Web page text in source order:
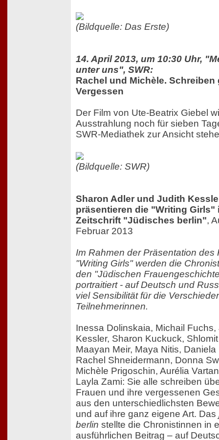
(Bildquelle: Das Erste)
14. April 2013, um 10:30 Uhr,
unter uns", SWR:
Rachel und Michèle. Schreiben
Vergessen
Der Film von Ute-Beatrix Giebel
Ausstrahlung noch für sieben
SWR-Mediathek zur Ansicht
(Bildquelle: SWR)
Sharon Adler und Judith
präsentieren die "Writing Girls"
Zeitschrift "Jüdisches berlin",
Februar 2013
Im Rahmen der Präsentation des
"Writing Girls" werden die
den "Jüdischen
portraitiert - auf Deutsch und
viel Sensibilität für die
Teilnehmerinnen.
Inessa Dolinskaia, Michail Fuchs,
Kessler, Sharon Kuckuck,
Maayan Meir, Maya Nitis,
Rachel Shneidermann, Donna
Michèle Prigoschin, Aurélia
Layla Zami: Sie alle schreiben
Frauen und ihre vergessenen
aus den unterschiedlichsten
und auf ihre ganz eigene Art. Das
berlin stellte die Chronistinnen in
ausführlichen Beitrag – auf